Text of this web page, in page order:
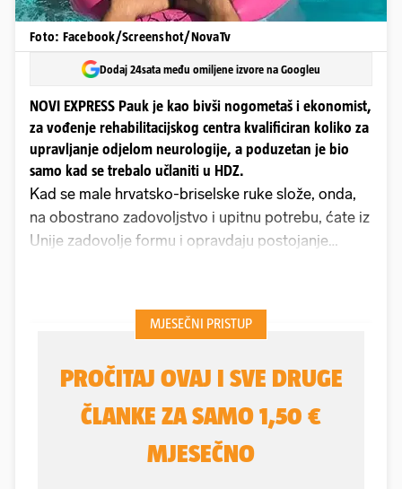
Foto: Facebook/Screenshot/NovaTv
Dodaj 24sata među omiljene izvore na Googleu
NOVI EXPRESS Pauk je kao bivši nogometaš i ekonomist,
za vođenje rehabilitacijskog centra kvalificiran koliko za
upravljanje odjelom neurologije, a poduzetan je bio
samo kad se trebalo učlaniti u HDZ.
Kad se male hrvatsko-briselske ruke slože, onda,
na obostrano zadovoljstvo i upitnu potrebu, ćate iz
Unije zadovolje formu i opravdaju postojanje
pridrže škare za presijecanje vrpce. Godina je,
važno je reći, 2022., a petog dana njenog osmog
redarstvene akcije Oluja, kojom je, za malo
vremena, okončana mnogo dulja agresija.